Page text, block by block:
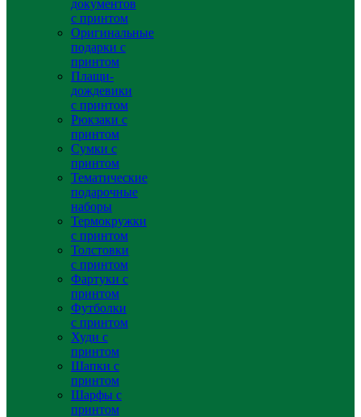
документов
с принтом
Оригинальные
подарки с
принтом
Плащи-
дождевики
с принтом
Рюкзаки с
принтом
Сумки с
принтом
Тематические
подарочные
наборы
Термокружки
с принтом
Толстовки
с принтом
Фартуки с
принтом
Футболки
с принтом
Худи с
принтом
Шапки с
принтом
Шарфы с
принтом